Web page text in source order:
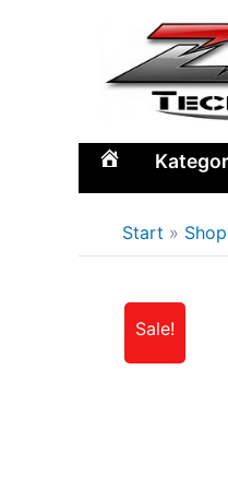
Home
Start Shop
Sale!